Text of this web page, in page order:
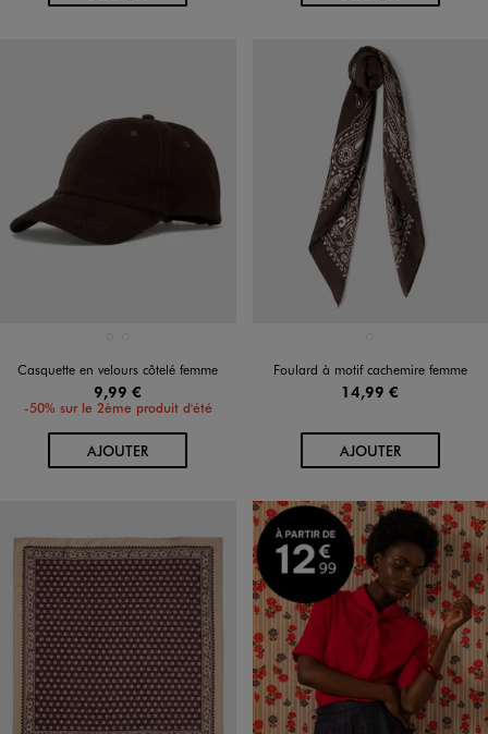
Casquette en velours côtelé femme
9,99 €
-50% sur le 2ème produit d'été
AJOUTERAU PANIER
Foulard à motif cachemire femme
14,99 €
AJOUTERAU PANIER